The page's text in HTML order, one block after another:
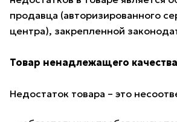
продавца (авторизированного
центра), закрепленной
Товар ненадлежащего качества
Недостаток товара – это